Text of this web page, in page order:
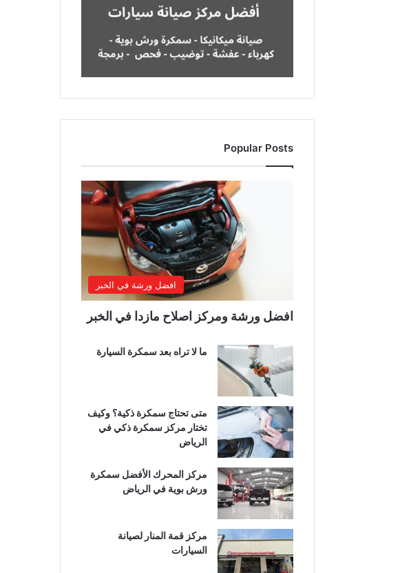
Popular Posts
افضل ورشة في الخبر
افضل ورشة ومركز اصلاح مازدا في الخبر
ما لا تراه بعد سمكرة السيارة
متى تحتاج سمكرة ذكية؟ وكيف
تختار مركز سمكرة ذكي في
الرياض
مركز المحرك الأفضل سمكرة
ورش بوية في الرياض
مركز قمة المنار لصيانة
السيارات